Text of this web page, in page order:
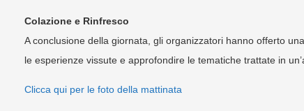
Colazione e Rinfresco
A conclusione della giornata, gli organizzatori hanno offerto
le esperienze vissute e approfondire le tematiche trattate in
Clicca qui per le foto della mattinata